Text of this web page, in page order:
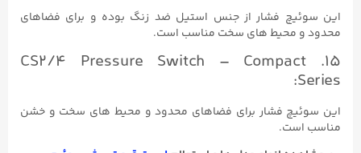
این سوئیچ فشار از جنس استیل ضد زنگ بوده و برای فضاهای
محدود و محیط های سخت مناسب است.
15. CS2/4 Pressure Switch – Compact
Series:
این سوئیچ فشار برای فضاهای محدود و محیط های سخت و خشن
مناسب است.